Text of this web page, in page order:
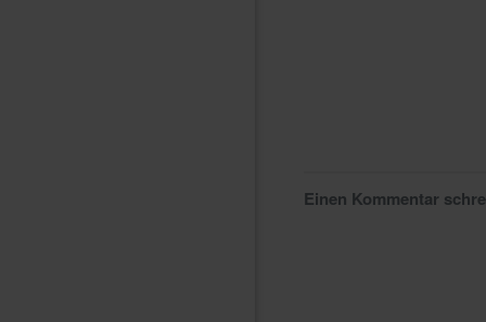
Einen Kommentar